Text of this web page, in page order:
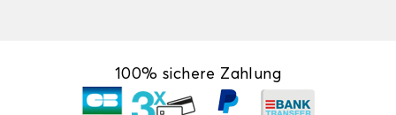
100% sichere Zahlung